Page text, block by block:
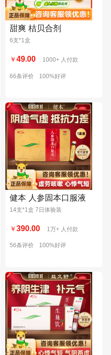
甜爽 桔贝合剂
6支*1盒
￥49.00 1000+ 人付款
66条评价 100%好评
健本 人参固本口服液
14支*1盒 7日体验装
￥390.00 1万+ 人付款
56条评价 100%好评